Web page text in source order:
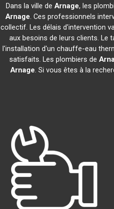
Dans la ville de Arnage, les
Arnage. Ces professionnels
collectif. Les délais d'intervention
aux besoins de leurs clients. Le
l'installation d'un chauffe-eau
satisfaits. Les plombiers de
Arnage. Si vous êtes à la